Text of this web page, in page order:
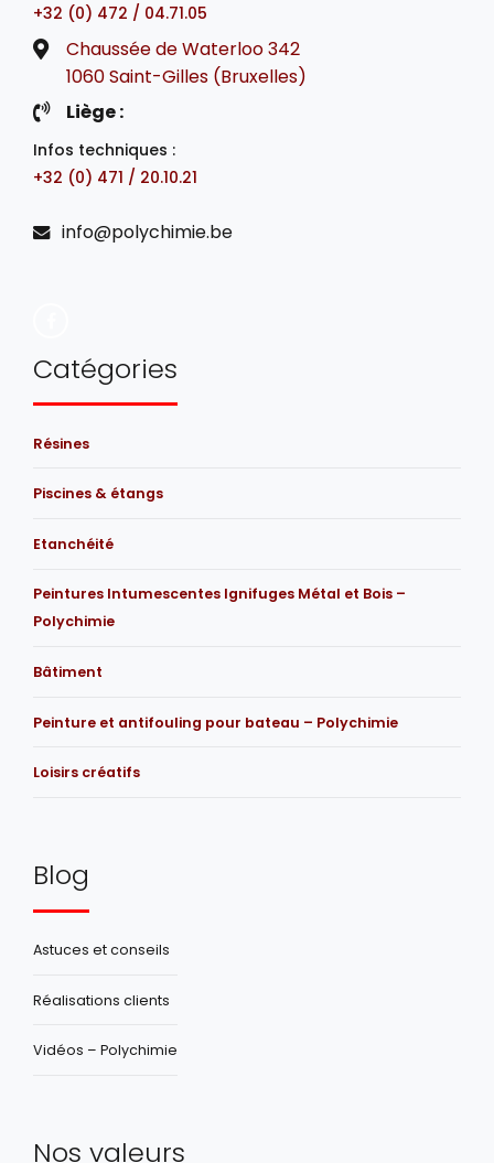
+32 (0) 472 / 04.71.05
Chaussée de Waterloo 342
1060 Saint-Gilles (Bruxelles)
Liège :
Infos techniques :
+32 (0) 471 / 20.10.21
info@polychimie.be
Catégories
Résines
Piscines & étangs
Etanchéité
Peintures Intumescentes Ignifuges Métal et Bois –
Polychimie
Bâtiment
Peinture et antifouling pour bateau – Polychimie
Loisirs créatifs
Blog
Astuces et conseils
Réalisations clients
Vidéos – Polychimie
Nos valeurs